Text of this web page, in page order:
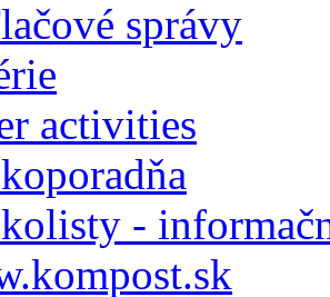
správy
activities
-